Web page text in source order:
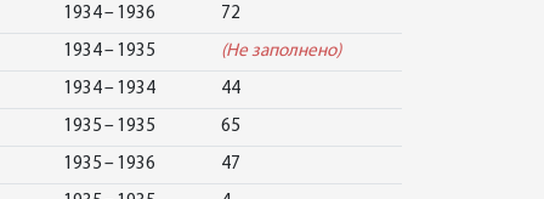
1934 – 1936 72
1934 – 1935 (Не заполнено)
1934 – 1934 44
1935 – 1935 65
1935 – 1936 47